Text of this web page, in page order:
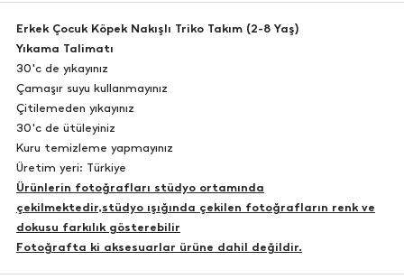
Erkek Çocuk Köpek Nakışlı Triko Takım (2-8 Yaş)
Yıkama Talimatı
30'c de yıkayınız
Çamaşır suyu kullanmayınız
Çitilemeden yıkayınız
30'c de ütüleyiniz
Kuru temizleme yapmayınız
Üretim yeri: Türkiye
Ürünlerin fotoğrafları stüdyo ortamında
çekilmektedir,stüdyo ışığında çekilen fotoğrafların renk ve
dokusu farkılık gösterebilir
Fotoğrafta ki aksesuarlar ürüne dahil değildir.